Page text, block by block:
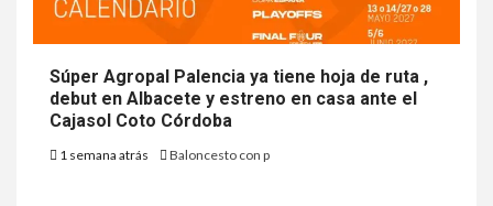
Súper Agropal Palencia ya tiene hoja de ruta ,
debut en Albacete y estreno en casa ante el
Cajasol Coto Córdoba
1 semana atrás Baloncesto con p